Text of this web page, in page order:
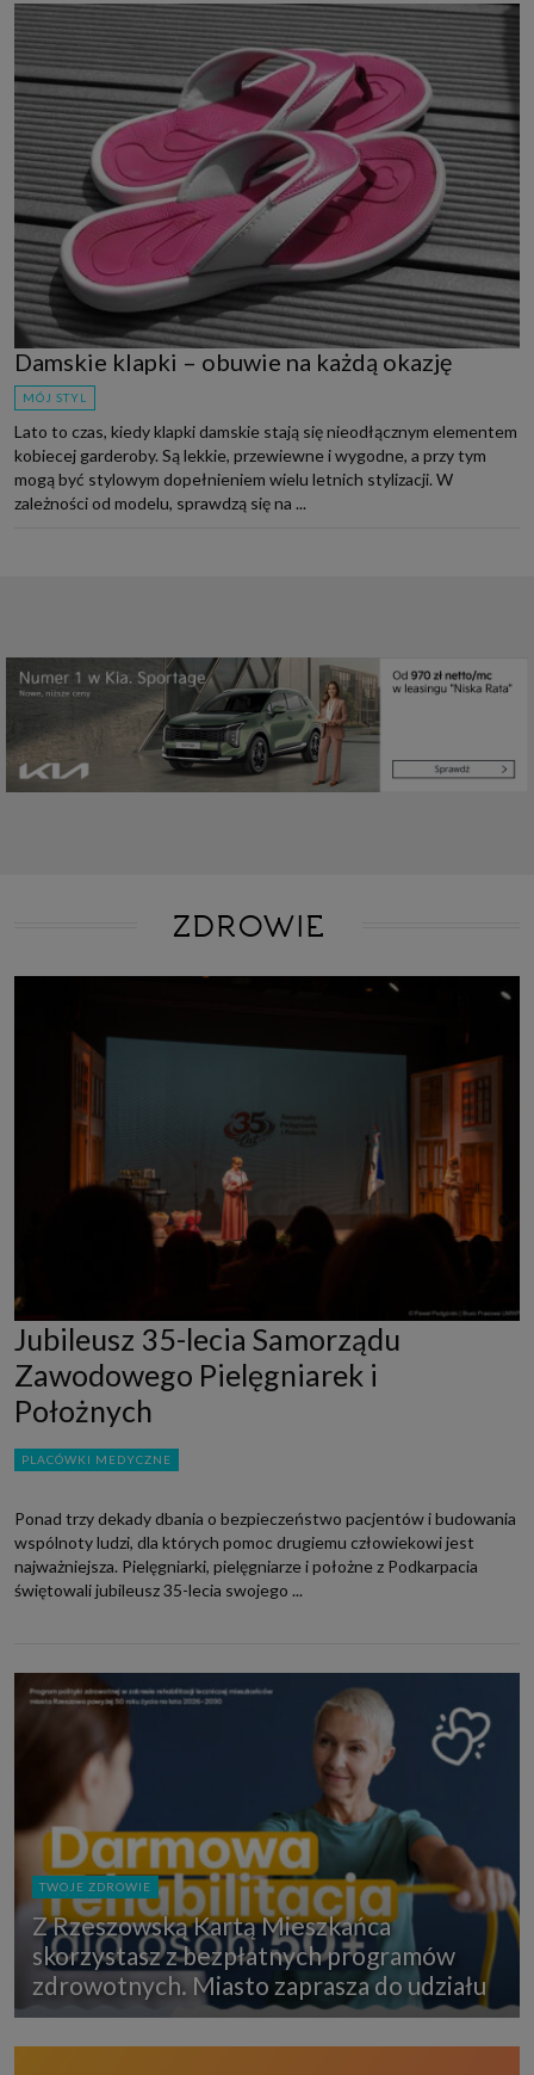
Damskie klapki – obuwie na każdą okazję
MÓJ STYL
Lato to czas, kiedy klapki damskie stają się nieodłącznym elementem
kobiecej garderoby. Są lekkie, przewiewne i wygodne, a przy tym
mogą być stylowym dopełnieniem wielu letnich stylizacji. W
zależności od modelu, sprawdzą się na ...
ZDROWIE
Jubileusz 35-lecia Samorządu
Zawodowego Pielęgniarek i
Położnych
PLACÓWKI MEDYCZNE
Ponad trzy dekady dbania o bezpieczeństwo pacjentów i budowania
wspólnoty ludzi, dla których pomoc drugiemu człowiekowi jest
najważniejsza. Pielęgniarki, pielęgniarze i położne z Podkarpacia
świętowali jubileusz 35-lecia swojego ...
TWOJE ZDROWIE
Z Rzeszowską Kartą Mieszkańca
skorzystasz z bezpłatnych programów
zdrowotnych. Miasto zaprasza do udziału